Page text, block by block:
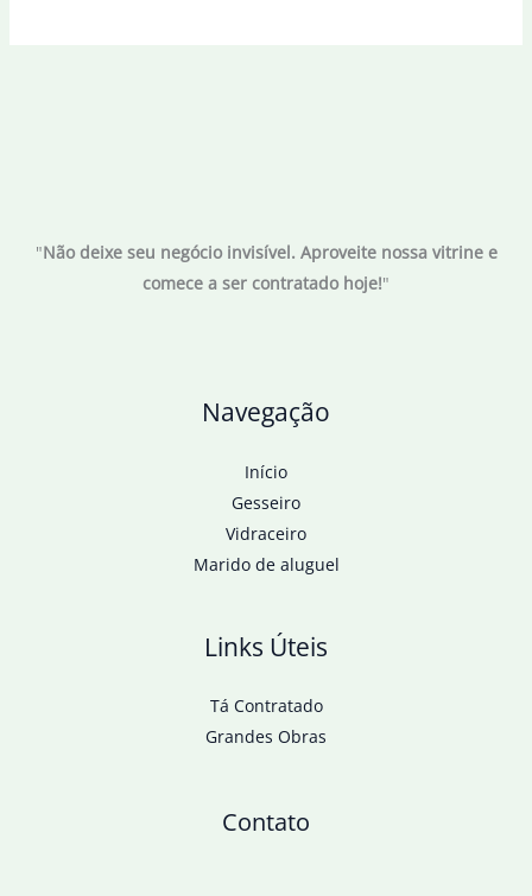
"Não deixe seu negócio invisível. Aproveite nossa vitrine e
comece a ser contratado hoje!"
Navegação
Início
Gesseiro
Vidraceiro
Marido de aluguel
Links Úteis
Tá Contratado
Grandes Obras
Contato